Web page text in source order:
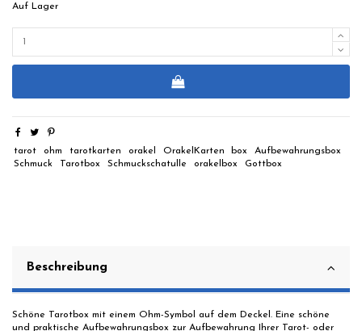
Auf Lager
tarot ohm tarotkarten orakel OrakelKarten box
Aufbewahrungsbox
Schmuck
Tarotbox Schmuckschatulle orakelbox Gottbox
Beschreibung
Schöne Tarotbox mit einem Ohm-Symbol auf dem Deckel. Eine schöne
und praktische Aufbewahrungsbox zur Aufbewahrung Ihrer Tarot- oder